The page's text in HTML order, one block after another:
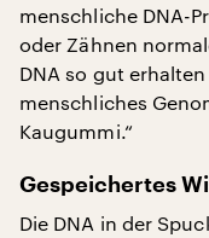
menschliche DNA-
oder Zähnen
DNA so gut
menschliches
Kaugummi.“
Gespeichertes
Die DNA in der